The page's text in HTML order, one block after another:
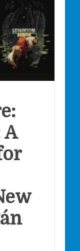
A